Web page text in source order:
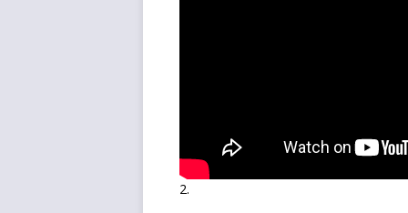
2.